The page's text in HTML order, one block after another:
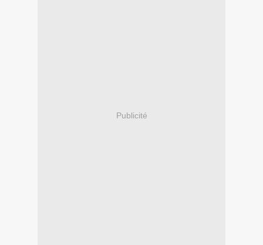
Publicité